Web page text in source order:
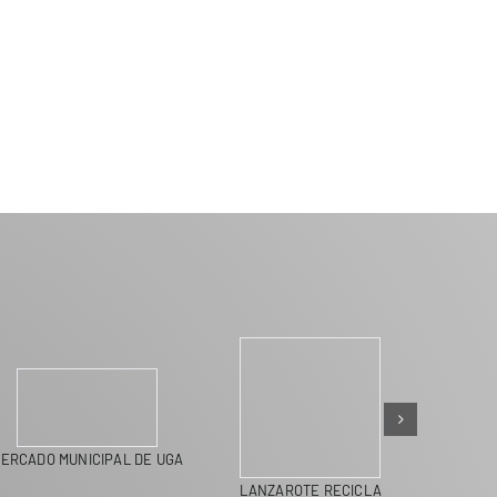
MUNICIPAL DE UGA
LANZAROTE RECICLA